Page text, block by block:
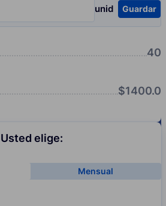
unid
pcs Guardar
40
$1400.0
Usted elige:
Mensual